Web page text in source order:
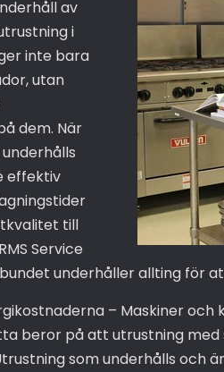
av
i
inte bara
utan
dem. När
effektiv
till
Service
underhåller allting för
– Maskiner
beror på att utrustning
som underhålls och